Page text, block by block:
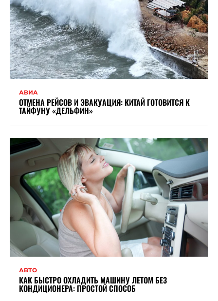
АВИА
ОТМЕНА РЕЙСОВ И ЭВАКУАЦИЯ: КИТАЙ ГОТОВИТСЯ К
ТАЙФУНУ «ДЕЛЬФИН»
АВТО
КАК БЫСТРО ОХЛАДИТЬ МАШИНУ ЛЕТОМ БЕЗ
КОНДИЦИОНЕРА: ПРОСТОЙ СПОСОБ